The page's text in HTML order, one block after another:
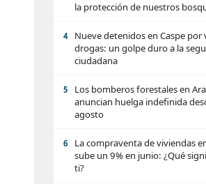
la protección de nuestros
4
Nueve detenidos en Caspe por
drogas: un golpe duro a la
ciudadana
5
Los bomberos forestales en
anuncian huelga indefinida
agosto
6
La compraventa de viviendas
sube un 9% en junio: ¿Qué
ti?